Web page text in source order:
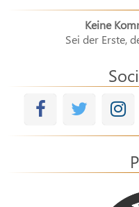
Keine
Sei der Erste,